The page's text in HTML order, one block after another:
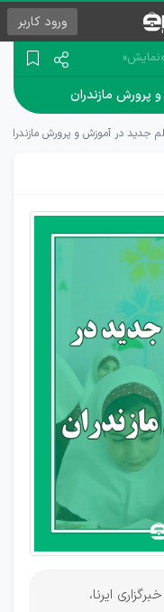
ورود کاربر
«نمایش»
ایرنا،